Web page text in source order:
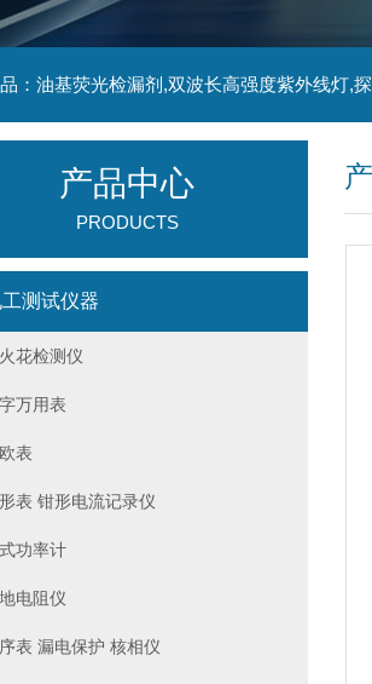
：油基荧光检漏剂,双波长高强度紫外线灯,
产品中心
PRODUCTS
测试仪器
花检测仪
万用表
表
表 钳形电流记录仪
功率计
电阻仪
表 漏电保护 核相仪